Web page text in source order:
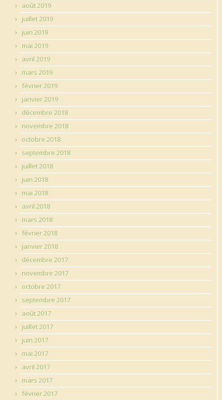
août 2019
juillet 2019
juin 2019
mai 2019
avril 2019
mars 2019
février 2019
janvier 2019
décembre 2018
novembre 2018
octobre 2018
septembre 2018
juillet 2018
juin 2018
mai 2018
avril 2018
mars 2018
février 2018
janvier 2018
décembre 2017
novembre 2017
octobre 2017
septembre 2017
août 2017
juillet 2017
juin 2017
mai 2017
avril 2017
mars 2017
février 2017